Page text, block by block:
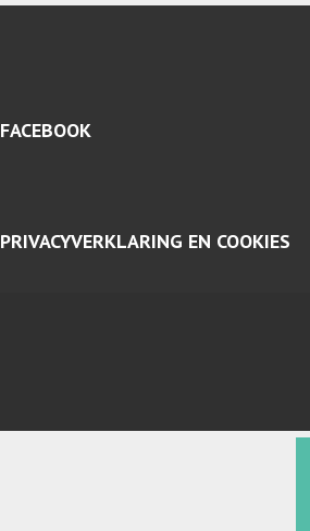
FACEBOOK
PRIVACYVERKLARING EN COOKIES